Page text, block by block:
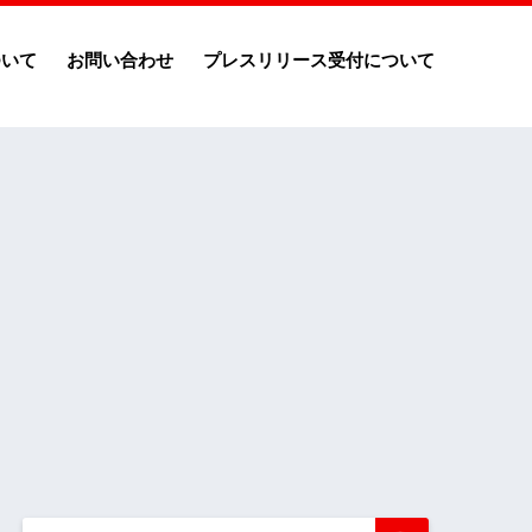
て お問い合わせ プレスリリース受付について